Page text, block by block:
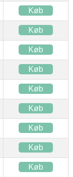
Køb
Køb
Køb
Køb
Køb
Køb
Køb
Køb
Køb